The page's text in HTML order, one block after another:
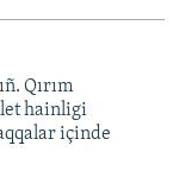
Qırım
hainligi
içinde